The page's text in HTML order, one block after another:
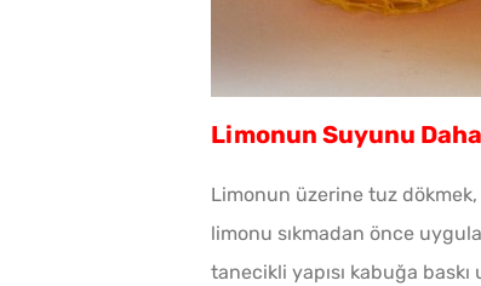
Limonun Suyunu
Limonun üzerine tuz
limonu sıkmadan önce
tanecikli yapısı kabuğa